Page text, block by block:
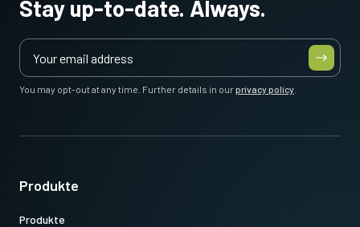
Stay up-to-date. Always.
You may opt-out at any time. Further details in ourprivacy policy
Produkte
Produkte